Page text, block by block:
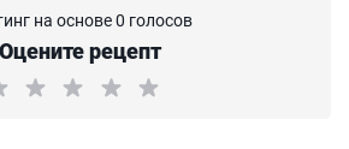
на основе 0 голосов
Оцените рецепт